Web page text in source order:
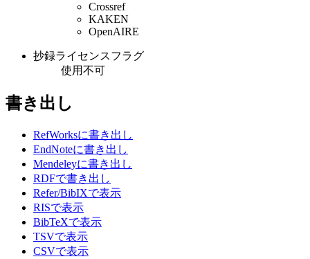
Crossref
KAKEN
OpenAIRE
抄録ライセンスフラグ
使用不可
書き出し
RefWorksに書き出し
EndNoteに書き出し
Mendeleyに書き出し
RDFで書き出し
Refer/BibIXで表示
RISで表示
BibTeXで表示
TSVで表示
CSVで表示